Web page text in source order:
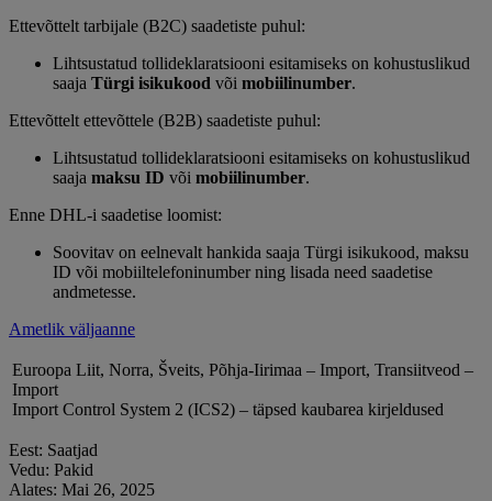
Ettevõttelt tarbijale (B2C) saadetiste puhul:
Lihtsustatud tollideklaratsiooni esitamiseks on kohustuslikud
saaja Türgi isikukood või mobiilinumber.
Ettevõttelt ettevõttele (B2B) saadetiste puhul:
Lihtsustatud tollideklaratsiooni esitamiseks on kohustuslikud
saaja maksu ID või mobiilinumber.
Enne DHL-i saadetise loomist:
Soovitav on eelnevalt hankida saaja Türgi isikukood, maksu
ID või mobiiltelefoninumber ning lisada need saadetise
andmetesse.
Ametlik väljaanne
Euroopa Liit, Norra, Šveits, Põhja-Iirimaa – Import, Transiitveod –
Import
Import Control System 2 (ICS2) – täpsed kaubarea kirjeldused
Eest: Saatjad
Vedu: Pakid
Alates: Mai 26, 2025